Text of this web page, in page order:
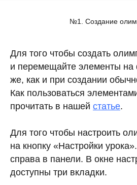
№1. Создание
Для того чтобы создать
и перемещайте элементы на
же, как и при создании
Как пользоваться
прочитать в нашей статье.
Для того чтобы настроить
на кнопку «Настройки
справа в панели. В окне
доступны три вкладки.